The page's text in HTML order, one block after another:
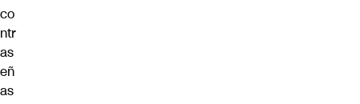
co
ntr
as
eñ
as